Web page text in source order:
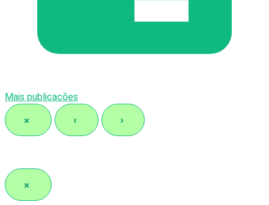
Mais publicações
× ‹ ›
×